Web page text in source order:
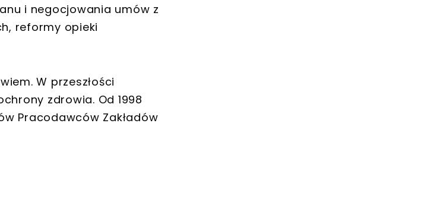
i negocjowania umów z
reformy opieki
W przeszłości
zdrowia. Od 1998
Pracodawców Zakładów